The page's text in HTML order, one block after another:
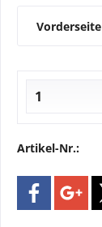
Vorderseite
Artikel-Nr.: